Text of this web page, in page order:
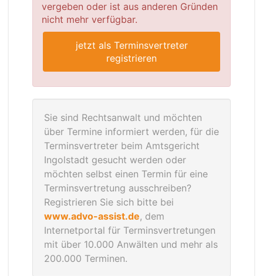
vergeben oder ist aus anderen Gründen
nicht mehr verfügbar.
jetzt als Terminsvertreter
registrieren
Sie sind Rechtsanwalt und möchten
über Termine informiert werden, für die
Terminsvertreter beim Amtsgericht
Ingolstadt gesucht werden oder
möchten selbst einen Termin für eine
Terminsvertretung ausschreiben?
Registrieren Sie sich bitte bei
www.advo-assist.de, dem
Internetportal für Terminsvertretungen
mit über 10.000 Anwälten und mehr als
200.000 Terminen.